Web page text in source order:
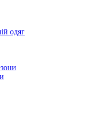
одяг